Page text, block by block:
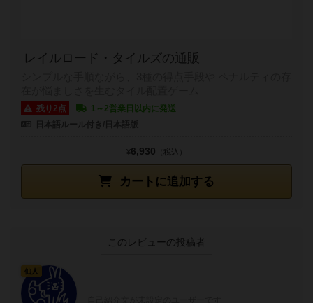
レイルロード・タイルズの通販
残り2点
1～2営業日以内に発送
カートに追加する
¥6,930 （税込）
このレビューの投稿者
仙人